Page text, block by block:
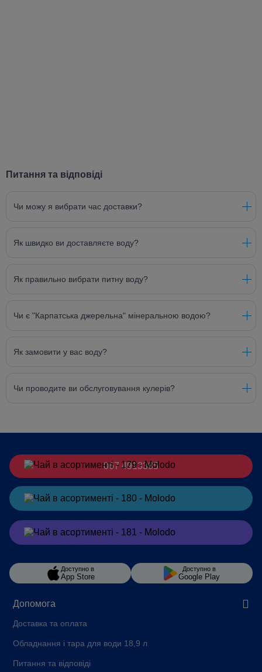
Питання та відповіді
Чи можу я вибрати час доставки?
Як швидко ви доставляєте воду?
Як правильно вибрати питну воду?
Чи є "Карпатська джерельна" мінеральною водою?
Як замовити у вас воду?
Чи проводите ви обслуговування кулерів?
Допомога
Доставка та оплата
Обладнання і тара для води 18,9 л
Питання та відповіді
067 4913385
Замовитив Telegram
Замовити в Viber
Доступно в
App Store
Доступно в
Google Play